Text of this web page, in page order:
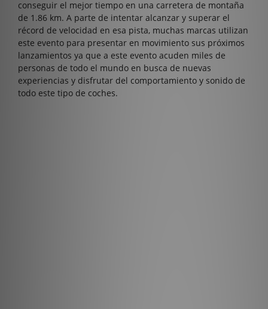
conseguir el mejor tiempo en una carretera de montaña
de 1.86 km. A parte de intentar alcanzar y superar el
récord de velocidad en esa pista, muchas marcas utilizan
este evento para presentar en movimiento sus próximos
lanzamientos ya que a este evento acuden miles de
personas de todo el mundo en busca de nuevas
experiencias y disfrutar del comportamiento y sonido de
todo este tipo de coches.